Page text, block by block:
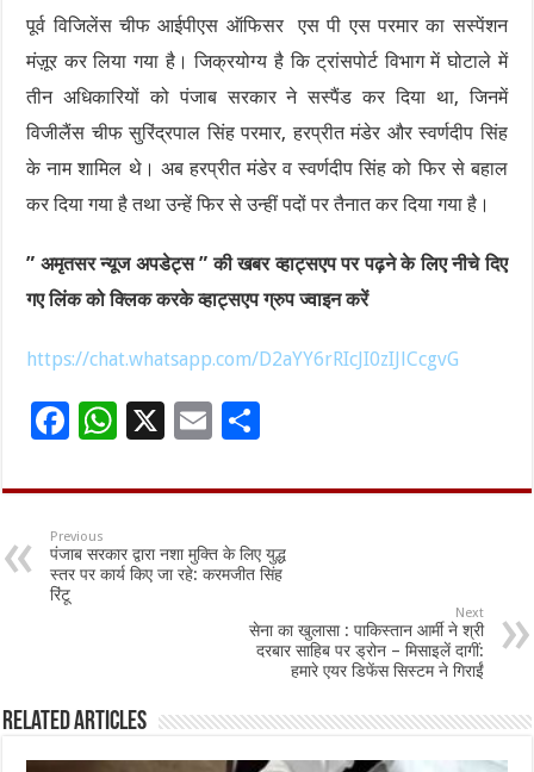
पूर्व विजिलेंस चीफ आईपीएस ऑफिसर एस पी एस परमार का सस्पेंशन
मंज़ूर कर लिया गया है। जिक्रयोग्य है कि ट्रांसपोर्ट विभाग में घोटाले में
तीन अधिकारियों को पंजाब सरकार ने सस्पैंड कर दिया था, जिनमें
विजीलैंस चीफ सुरिंद्रपाल सिंह परमार, हरप्रीत मंडेर और स्वर्णदीप सिंह
के नाम शामिल थे। अब हरप्रीत मंडेर व स्वर्णदीप सिंह को फिर से बहाल
कर दिया गया है तथा उन्हें फिर से उन्हीं पदों पर तैनात कर दिया गया है।
” अमृतसर न्यूज अपडेट्स ” की खबर व्हाट्सएप पर पढ़ने के लिए नीचे दिए
गए लिंक को क्लिक करके व्हाट्सएप ग्रुप ज्वाइन करें
https://chat.whatsapp.com/D2aYY6rRIcJI0zIJlCcgvG
F
e
b
o
o
W
at
p
X
E
ai ar
Previous
पंजाब सरकार द्वारा नशा मुक्ति के लिए युद्ध
स्तर पर कार्य किए जा रहे: करमजीत सिंह
रिंटू
Next
सेना का खुलासा : पाकिस्तान आर्मी ने श्री
दरबार साहिब पर ड्रोन – मिसाइलें दागीं:
हमारे एयर डिफेंस सिस्टम ने गिराईं
Related Articles